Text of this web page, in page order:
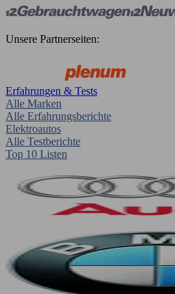
Unsere Partnerseiten:
Erfahrungen & Tests
Alle Marken
Alle Erfahrungsberichte
Elektroautos
Alle Testberichte
Top 10 Listen